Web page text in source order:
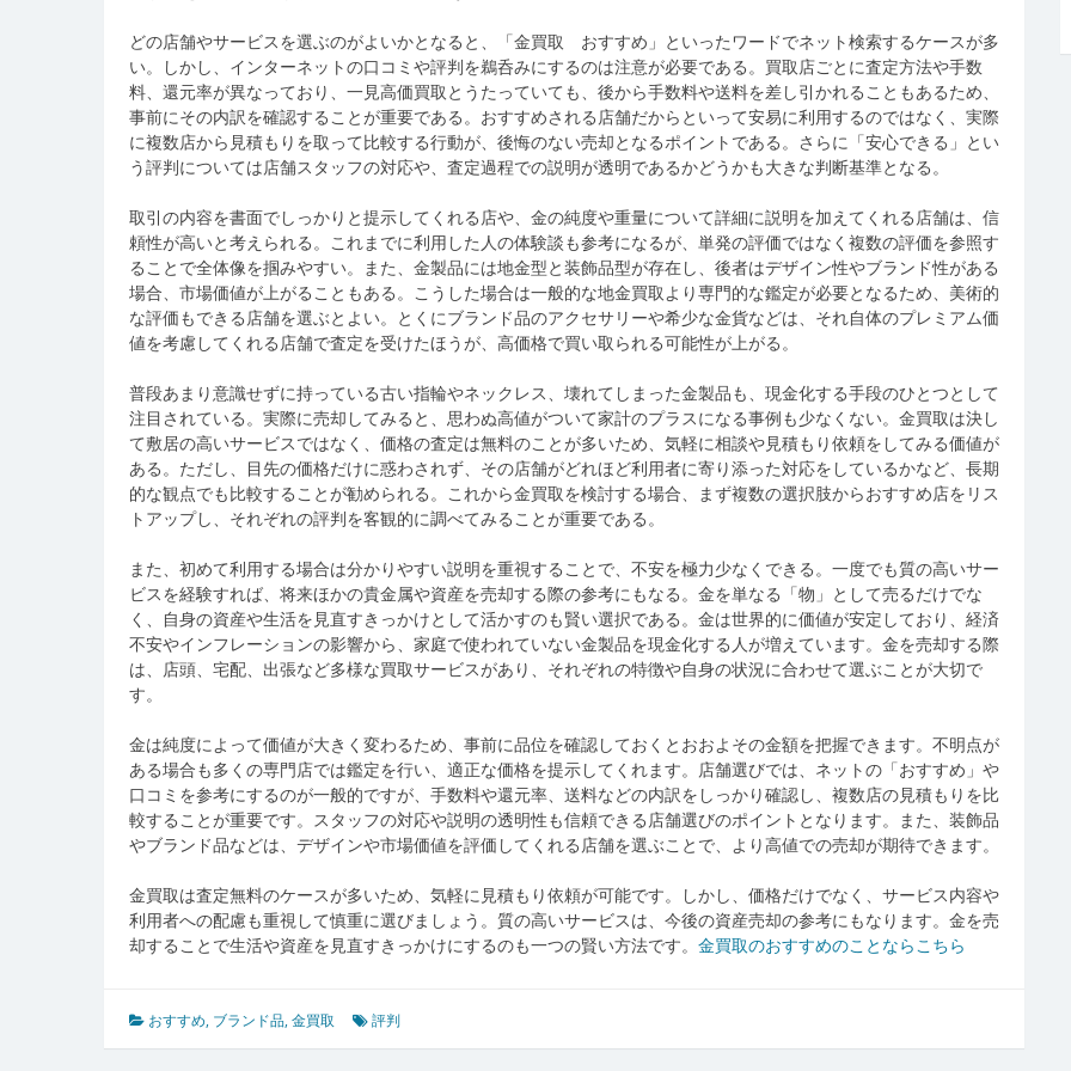
どの店舗やサービスを選ぶのがよいかとなると、「金買取 おすすめ」といったワードでネット検索するケースが多
い。しかし、インターネットの口コミや評判を鵜呑みにするのは注意が必要である。買取店ごとに査定方法や手数
料、還元率が異なっており、一見高価買取とうたっていても、後から手数料や送料を差し引かれることもあるため、
事前にその内訳を確認することが重要である。おすすめされる店舗だからといって安易に利用するのではなく、実際
に複数店から見積もりを取って比較する行動が、後悔のない売却となるポイントである。さらに「安心できる」とい
う評判については店舗スタッフの対応や、査定過程での説明が透明であるかどうかも大きな判断基準となる。
取引の内容を書面でしっかりと提示してくれる店や、金の純度や重量について詳細に説明を加えてくれる店舗は、信
頼性が高いと考えられる。これまでに利用した人の体験談も参考になるが、単発の評価ではなく複数の評価を参照す
ることで全体像を掴みやすい。また、金製品には地金型と装飾品型が存在し、後者はデザイン性やブランド性がある
場合、市場価値が上がることもある。こうした場合は一般的な地金買取より専門的な鑑定が必要となるため、美術的
な評価もできる店舗を選ぶとよい。とくにブランド品のアクセサリーや希少な金貨などは、それ自体のプレミアム価
値を考慮してくれる店舗で査定を受けたほうが、高価格で買い取られる可能性が上がる。
普段あまり意識せずに持っている古い指輪やネックレス、壊れてしまった金製品も、現金化する手段のひとつとして
注目されている。実際に売却してみると、思わぬ高値がついて家計のプラスになる事例も少なくない。金買取は決し
て敷居の高いサービスではなく、価格の査定は無料のことが多いため、気軽に相談や見積もり依頼をしてみる価値が
ある。ただし、目先の価格だけに惑わされず、その店舗がどれほど利用者に寄り添った対応をしているかなど、長期
的な観点でも比較することが勧められる。これから金買取を検討する場合、まず複数の選択肢からおすすめ店をリス
トアップし、それぞれの評判を客観的に調べてみることが重要である。
また、初めて利用する場合は分かりやすい説明を重視することで、不安を極力少なくできる。一度でも質の高いサー
ビスを経験すれば、将来ほかの貴金属や資産を売却する際の参考にもなる。金を単なる「物」として売るだけでな
く、自身の資産や生活を見直すきっかけとして活かすのも賢い選択である。金は世界的に価値が安定しており、経済
不安やインフレーションの影響から、家庭で使われていない金製品を現金化する人が増えています。金を売却する際
は、店頭、宅配、出張など多様な買取サービスがあり、それぞれの特徴や自身の状況に合わせて選ぶことが大切で
す。
金は純度によって価値が大きく変わるため、事前に品位を確認しておくとおおよその金額を把握できます。不明点が
ある場合も多くの専門店では鑑定を行い、適正な価格を提示してくれます。店舗選びでは、ネットの「おすすめ」や
口コミを参考にするのが一般的ですが、手数料や還元率、送料などの内訳をしっかり確認し、複数店の見積もりを比
較することが重要です。スタッフの対応や説明の透明性も信頼できる店舗選びのポイントとなります。また、装飾品
やブランド品などは、デザインや市場価値を評価してくれる店舗を選ぶことで、より高値での売却が期待できます。
金買取は査定無料のケースが多いため、気軽に見積もり依頼が可能です。しかし、価格だけでなく、サービス内容や
利用者への配慮も重視して慎重に選びましょう。質の高いサービスは、今後の資産売却の参考にもなります。金を売
却することで生活や資産を見直すきっかけにするのも一つの賢い方法です。 金買取のおすすめのことならこちら
おすすめ, ブランド品,金買取 評判